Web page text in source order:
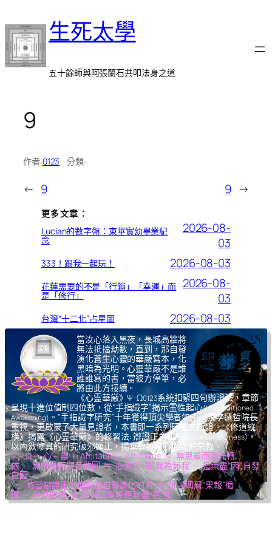
至
主
要
內
生死太學
五十餘師與阿張蘭石共叩法身之道
9
作者:0123 分類:
← 9 9 →
更多文章：
Lucian的數字盤：東華實幼畢業紀
念
2026-08-
03
333！跟我一起玩！ 2026-08-03
花蓮需要的不是「行銷」「幸運」而
是「修行」
2026-08-
03
台灣“十二化”占星圖 2026-08-03
當汝心落入黑夜，長城高牆將
無法抵擋劫數，直到，那自發
演化蒼生心靈的華嚴寫本，化
黑暗為光明。心靈華嚴不是誰
誰誰寫的書，當彼方停筆，必
將由此方接續。
《心霊華厳》Ψ-Ω0123系統扣緊四句辦證法，章節
呈現十進位值制四位數，從“手指識字”揭示霊性起心(Unconditioned
Awakening) 。“手指識字研究”十年獲得頂尖學者如中研院李遠哲院長
重視，更啟蒙了大量見證者，本書即一系列研究之所證。《修道縱
橫》揭露《心霊華厳》的修習法: 辯證正念(Dialectical Mindfulness)，
以內斂修真的研究破邪顯正，揚棄導致核心腐敗的宗教。
Ψ – Ω ＝ 心 – 靈 ＝ Amitābhā – Amitāyus ＝ 無思量而臨光轉
依 ─ 無限量而觀音收圓 ＝ 心覺於“果”,無為無我 ─ 靈無盡“因”,自發
自圓
＝ 修習辯證正念而體驗自發演化的氣,光,我,凈四層“果報”循
環 ─ 自然如復,坤,乾,逅四象呼應無盡“善因”